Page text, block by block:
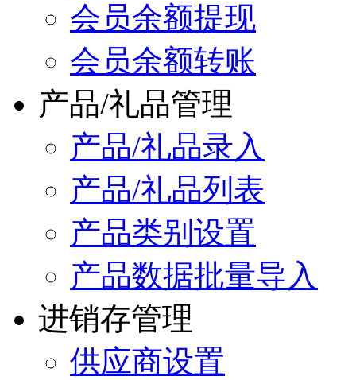
会员余额提现
会员余额转账
产品/礼品管理
产品/礼品录入
产品/礼品列表
产品类别设置
产品数据批量导入
进销存管理
供应商设置